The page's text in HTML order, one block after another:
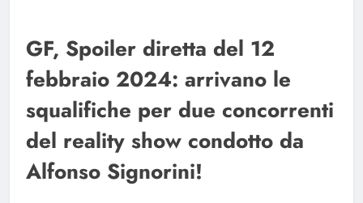
GF, Spoiler diretta del 12
febbraio 2024: arrivano le
squalifiche per due concorrenti
del reality show condotto da
Alfonso Signorini!